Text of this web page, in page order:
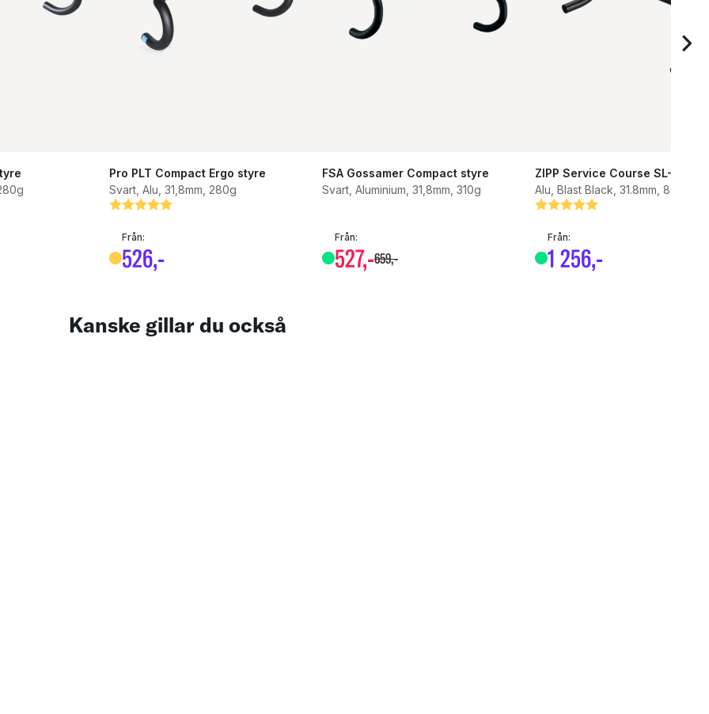
Pro PLT Compact Ergo styre
Svart, Alu, 31,8mm, 280g
Betyg:
5.0 utav 5 stjärnor
526,-
Från:
FSA Gossamer Compact styre
Svart, Aluminium, 31,8mm, 310g
527,-659,-
Från:
ZIPP Service Course SL-80
Alu, Blast Black, 31.8mm, 80/125
Betyg:
5.0 utav 5 stjärnor
1 256,-
Från:
Kanske gillar du också